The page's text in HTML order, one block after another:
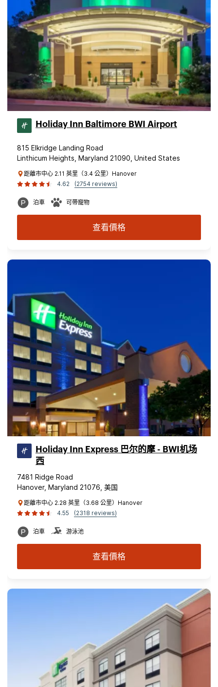
Holiday Inn Baltimore BWI Airport
815 Elkridge Landing Road
Linthicum Heights, Maryland 21090, United States
距離市中心 2.11 英里（3.4 公里）Hanover
4.62
(2754 reviews)
泊車 可帶寵物
查看價格
Holiday Inn Express 巴尔的摩 - BWI机场
西
7481 Ridge Road
Hanover, Maryland 21076, 美国
距離市中心 2.28 英里（3.68 公里）Hanover
4.55
(2318 reviews)
泊車 游泳池
查看價格